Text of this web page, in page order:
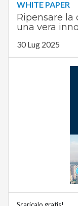
WHITE PAPER
Ripensare la
una vera
30 Lug 2025
Scaricalo gratis!